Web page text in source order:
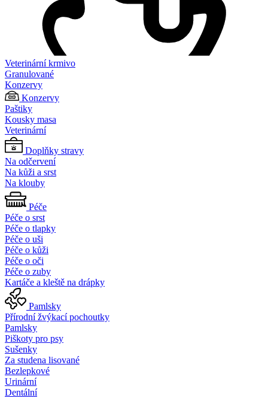
Veterinární krmivo
Granulované
Konzervy
Konzervy
Paštiky
Kousky masa
Veterinární
Doplňky stravy
Na odčervení
Na kůži a srst
Na klouby
Péče
Péče o srst
Péče o tlapky
Péče o uši
Péče o kůži
Péče o oči
Péče o zuby
Kartáče a kleště na drápky
Pamlsky
Přírodní žvýkací pochoutky
Pamlsky
Piškoty pro psy
Sušenky
Za studena lisované
Bezlepkové
Urinární
Dentální